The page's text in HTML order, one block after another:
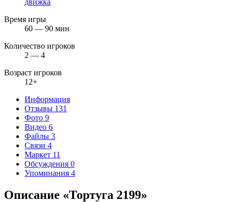
Время игры
60 — 90 мин
Количество игроков
2 — 4
Возраст игроков
12+
Информация
Отзывы 131
Фото 9
Видео 6
Файлы 3
Связи 4
Маркет 11
Обсуждения 0
Упоминания 4
Описание «Тортуга 2199»